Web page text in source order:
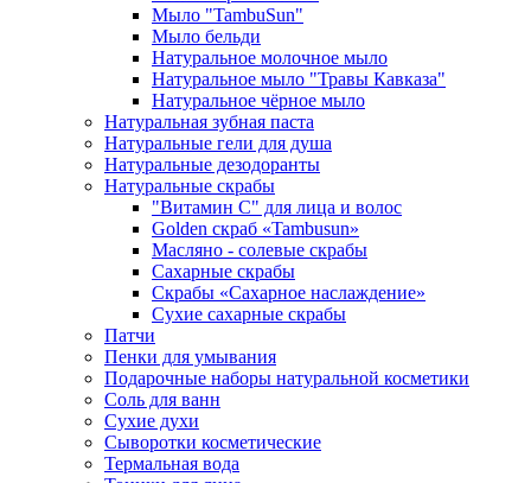
Мыло "TambuSun"
Мыло бельди
Натуральное молочное мыло
Натуральное мыло "Травы Кавказа"
Натуральное чёрное мыло
Натуральная зубная паста
Натуральные гели для душа
Натуральные дезодоранты
Натуральные скрабы
"Витамин С" для лица и волос
Golden скраб «Tambusun»
Масляно - солевые скрабы
Сахарные скрабы
Скрабы «Сахарное наслаждение»
Сухие сахарные скрабы
Патчи
Пенки для умывания
Подарочные наборы натуральной косметики
Соль для ванн
Сухие духи
Сыворотки косметические
Термальная вода